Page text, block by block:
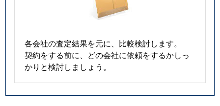
各会社の査定結果を元に、比較検討します。
契約をする前に、どの会社に依頼をするかしっ
かりと検討しましょう。